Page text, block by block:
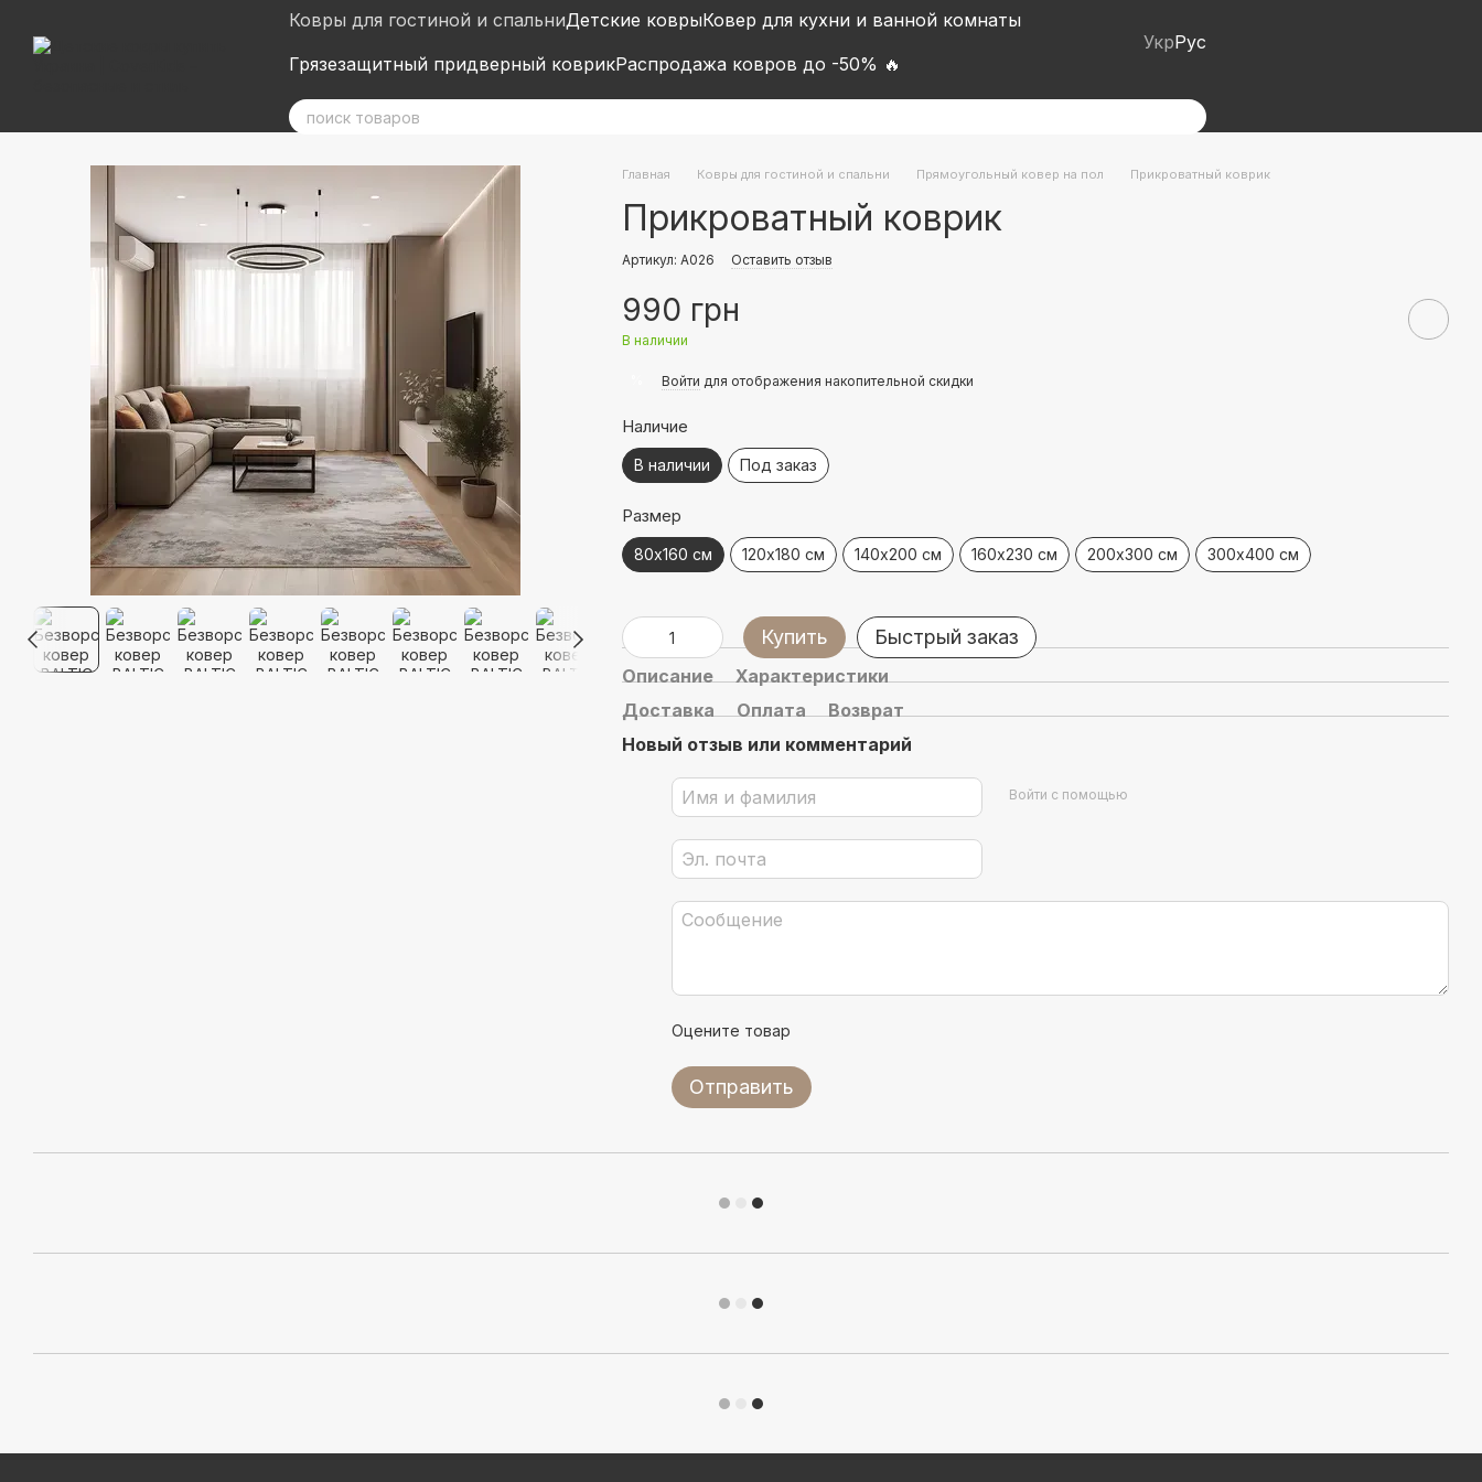
Ковры для гостиной и спальниДетские коврыКовер для кухни и ванной комнаты
Грязезащитный придверный коврикРаспродажа ковров до -50% 🔥
УкрРус
Главная Ковры для гостиной и спальни Прямоугольный ковер на пол Прикроватный коврик
Прикроватный коврик
Артикул: A026 Оставить отзыв
990 грн
В наличии
Войти для отображения накопительной скидки
Наличие
В наличии Под заказ
Размер
80х160 см 120х180 см 140х200 см 160х230 см 200х300 см 300х400 см
Купить Быстрый заказ
Описание
Характеристики
Доставка
Оплата
Возврат
Новый отзыв или комментарий
Войти с помощью
Оцените товар
Отправить